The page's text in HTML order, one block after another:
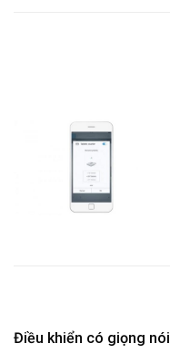
Điều khiển có giọng nói